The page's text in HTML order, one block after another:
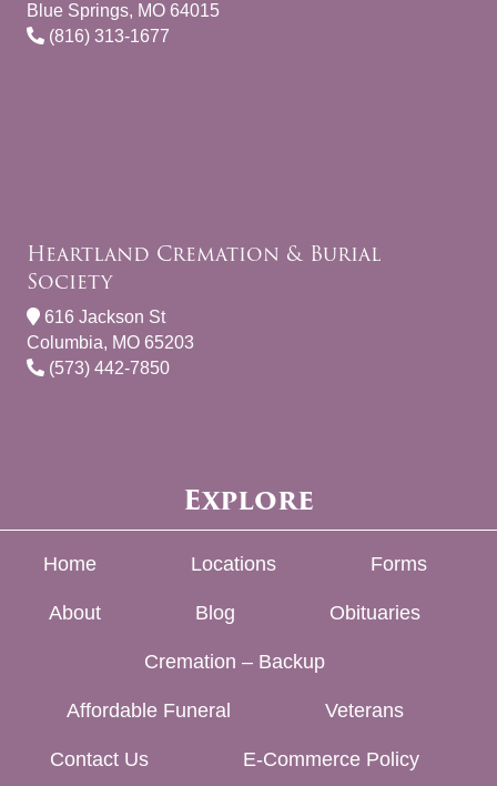
Blue Springs, MO 64015
(816) 313-1677
Heartland Cremation & Burial
Society
616 Jackson St
Columbia, MO 65203
(573) 442-7850
Explore
Home Locations Forms
About Blog Obituaries
Cremation – Backup
Affordable Funeral Veterans
Contact Us E-Commerce Policy